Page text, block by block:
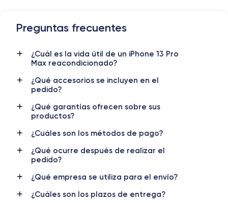
Dimensiones y Peso iPhone 13 Pro Max
Lanzamiento
14/09/2021
Sist. operativo
Dimensiones
Pantalla
OLED 6.7 pulgadas 2778 x 1284 píxeles
RAM Memoria interna
Apple A15 Bionic 6
Preguntas frecuentes
¿Cuál es la vida útil de un iPhone 13 Pro
Max reacondicionado?
¿Qué accesorios se incluyen en el
pedido?
¿Qué garantías ofrecen sobre sus
productos?
¿Cuáles son los métodos de pago?
¿Qué ocurre después de realizar el
pedido?
¿Qué empresa se utiliza para el envío?
¿Cuáles son los plazos de entrega?